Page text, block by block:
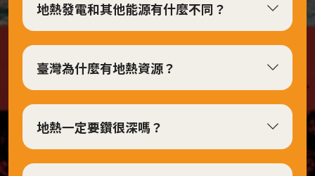
類
會
永
對
話
地熱發電和其他能源有什麼不同？
臺灣為什麼有地熱資源？
地熱一定要鑽很深嗎？